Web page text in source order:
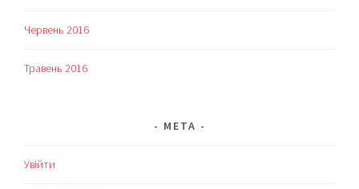
Червень 2016
Травень 2016
МЕТА
Увійти